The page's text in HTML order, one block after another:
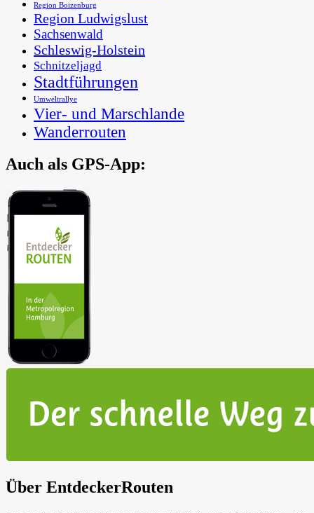
Region Boizenburg
Region Ludwigslust
Sachsenwald
Schleswig-Holstein
Schnitzeljagd
Stadtführungen
Umweltrallye
Vier- und Marschlande
Wanderrouten
In der Metropolregion Hamburg
Auch als GPS-App:
Über EntdeckerRouten